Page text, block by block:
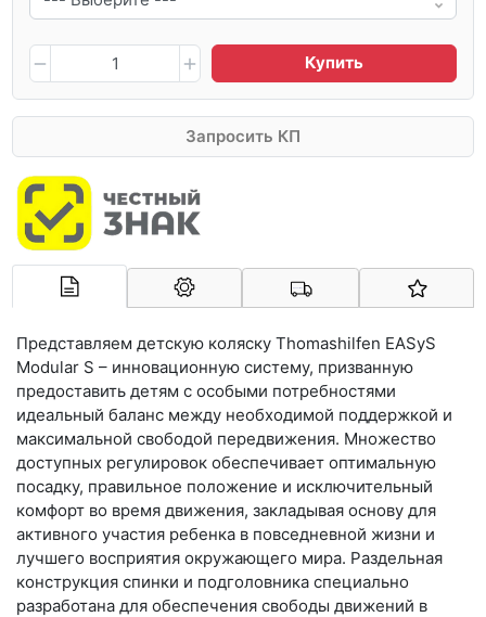
Купить
Запросить КП
Арконт-Мед
Представляем детскую коляску Thomashilfen EASyS
Modular S – инновационную систему, призванную
предоставить детям с особыми потребностями
идеальный баланс между необходимой поддержкой и
максимальной свободой передвижения. Множество
доступных регулировок обеспечивает оптимальную
посадку, правильное положение и исключительный
комфорт во время движения, закладывая основу для
активного участия ребенка в повседневной жизни и
лучшего восприятия окружающего мира. Раздельная
конструкция спинки и подголовника специально
разработана для обеспечения свободы движений в